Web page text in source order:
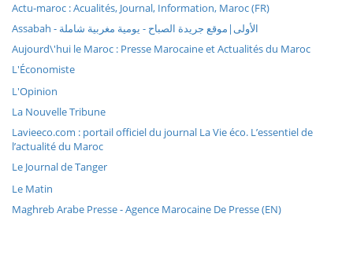
Actu-maroc : Acualités, Journal, Information, Maroc (FR)
Assabah - الأولى|موقع جريدة الصباح - يومية مغربية شاملة
Aujourd\'hui le Maroc : Presse Marocaine et Actualités du Maroc
L'Économiste
L'Opinion
La Nouvelle Tribune
Lavieeco.com : portail officiel du journal La Vie éco. L’essentiel de
l’actualité du Maroc
Le Journal de Tanger
Le Matin
Maghreb Arabe Presse - Agence Marocaine De Presse (EN)